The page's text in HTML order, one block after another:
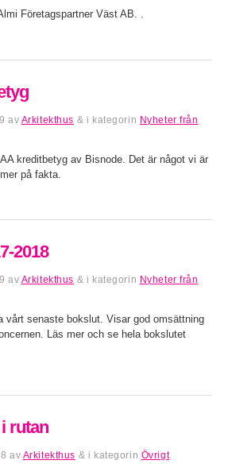
Företagspartner Väst AB. .
av Arkitekthus & i kategorin Nyheter från
kreditbetyg av Bisnode. Det är något vi är
på fakta.
2018
av Arkitekthus & i kategorin Nyheter från
vårt senaste bokslut. Visar god omsättning
Läs mer och se hela bokslutet
rutan
av Arkitekthus & i kategorin Övrigt.